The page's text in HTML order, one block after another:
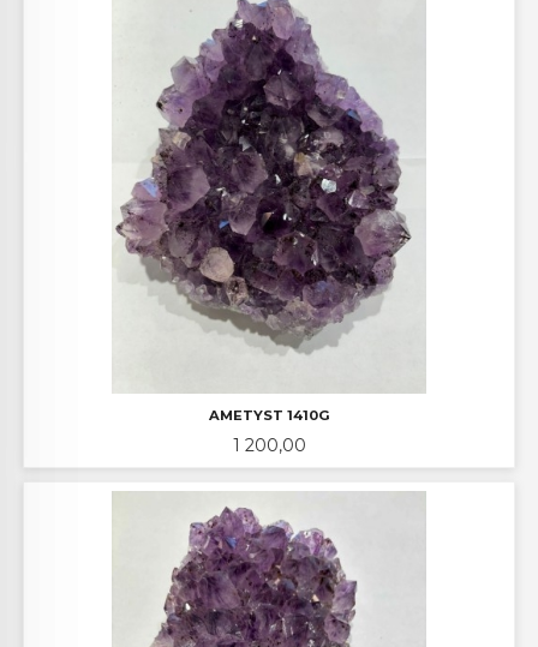
AMETYST 1410G
Pris
1 200,00